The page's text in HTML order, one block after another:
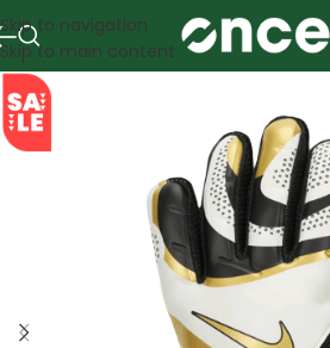
Skip to navigation
Skip to main content
SALE